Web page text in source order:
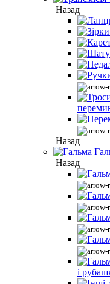
Назад
Назад
Назад
і